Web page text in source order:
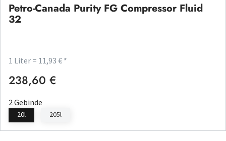
Petro-Canada Purity FG Compressor Fluid
32
1 Liter = 11,93 € *
Regulärer Preis:
238,60 €
2 Gebinde
20l 205l